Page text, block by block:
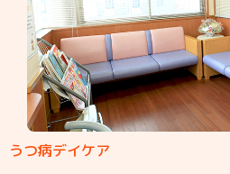
うつ病デイケア